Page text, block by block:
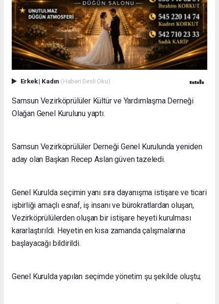
Erkek| Kadın (Haberi Sesli Oku)
Samsun Vezirköprülüler Kültür ve Yardımlaşma Derneği
Olağan Genel Kurulunu yaptı.
Samsun Vezirköprülüler Derneği Genel Kurulunda yeniden
aday olan Başkan Recep Aslan güven tazeledi.
Genel Kurulda seçimin yanı sıra dayanışma istişare ve ticari
işbirliği amaçlı esnaf, iş insanı ve bürokratlardan oluşan,
Vezirköprülülerden oluşan bir istişare heyeti kurulması
kararlaştırıldı. Heyetin en kısa zamanda çalışmalarına
başlayacağı bildirildi.
Genel Kurulda yapılan seçimde yönetim şu şekilde oluştu;